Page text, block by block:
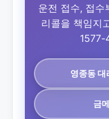
운전 접수, 접수
리콜을 책임지
1577-
영종동 대
금